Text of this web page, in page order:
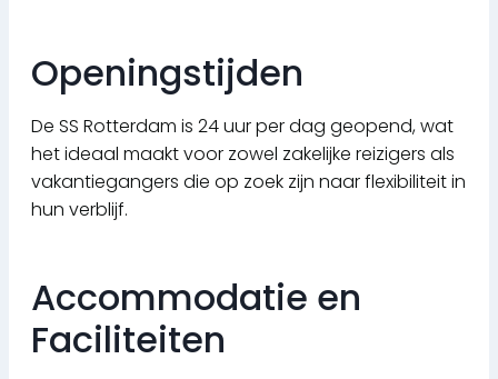
Openingstijden
De SS Rotterdam is 24 uur per dag geopend, wat
het ideaal maakt voor zowel zakelijke reizigers als
vakantiegangers die op zoek zijn naar flexibiliteit in
hun verblijf.
Accommodatie en
Faciliteiten